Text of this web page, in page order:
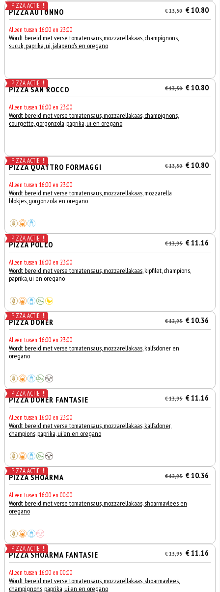
PIZZA ACTIE !!!
PIZZA AUTUNNO € 13,50 € 10.80
Alleen tussen 16:00 en 23:00
Wordt bereid met verse tomatensaus, mozzarellakaas, champignons,
sucuk, paprika, ui, jalapeno's en oregano
PIZZA ACTIE !!!
PIZZA SAN ROCCO € 13,50 € 10.80
Alleen tussen 16:00 en 23:00
Wordt bereid met verse tomatensaus, mozzarellakaas, champignons,
courgette, gorgonzola, paprika, ui en oregano
PIZZA ACTIE !!!
PIZZA QUATTRO FORMAGGI € 13,50 € 10.80
Alleen tussen 16:00 en 23:00
Wordt bereid met verse tomatensaus, mozzarellakaas, mozzarella
blokjes, gorgonzola en oregano
PIZZA ACTIE !!!
PIZZA POLLO € 13,95 € 11.16
Alleen tussen 16:00 en 23:00
Wordt bereid met verse tomatensaus, mozzarellakaas, kipfilet, champions,
paprika, ui en oregano
PIZZA ACTIE !!!
PIZZA DÖNER € 12,95 € 10.36
Alleen tussen 16:00 en 23:00
Wordt bereid met verse tomatensaus, mozzarellakaas, kalfsdoner en
oregano
PIZZA ACTIE !!!
PIZZA DONER FANTASIE € 13,95 € 11.16
Alleen tussen 16:00 en 23:00
Wordt bereid met verse tomatensaus, mozzarellakaas, kalfsdoner,
champions, paprika, ui'en en oregano
PIZZA ACTIE !!!
PIZZA SHOARMA € 12,95 € 10.36
Alleen tussen 16:00 en 00:00
Wordt bereid met verse tomatensaus, mozzarellakaas, shoarmavlees en
oregano
PIZZA ACTIE !!!
PIZZA SHOARMA FANTASIE € 13,95 € 11.16
Alleen tussen 16:00 en 00:00
Wordt bereid met verse tomatensaus, mozzarellakaas, shoarmavlees,
champignons, paprika, ui'en en oregano